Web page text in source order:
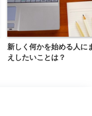
新しく何かを始める人に
えしたいことは？